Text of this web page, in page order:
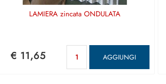
LAMIERA zincata ONDULATA
€ 11,65 AGGIUNGI